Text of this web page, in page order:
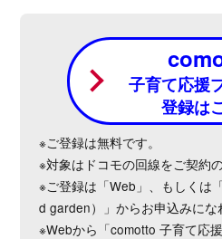
子育て応援
登録は
※ご登録は無料です。
※対象はドコモの回線をご契約
※ご登録は「Web」、もしくは
d garden）」からお申込みにな
※Webから「comotto 子育て応